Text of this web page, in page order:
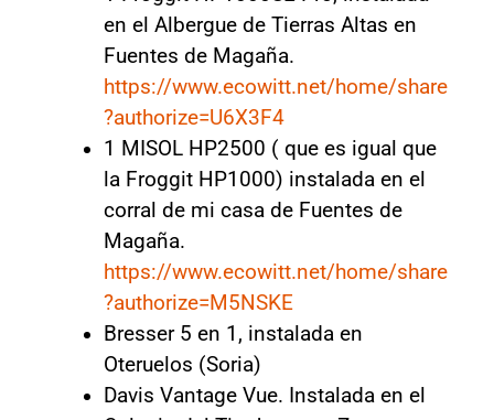
en el Albergue de Tierras Altas en
Fuentes de Magaña.
https://www.ecowitt.net/home/share
?authorize=U6X3F4
1 MISOL HP2500 ( que es igual que
la Froggit HP1000) instalada en el
corral de mi casa de Fuentes de
Magaña.
https://www.ecowitt.net/home/share
?authorize=M5NSKE
Bresser 5 en 1, instalada en
Oteruelos (Soria)
Davis Vantage Vue. Instalada en el